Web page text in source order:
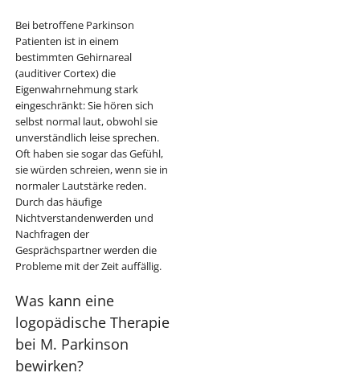
Bei betroffene Parkinson
Patienten ist in einem
bestimmten Gehirnareal
(auditiver Cortex) die
Eigenwahrnehmung stark
eingeschränkt: Sie hören sich
selbst normal laut, obwohl sie
unverständlich leise sprechen.
Oft haben sie sogar das Gefühl,
sie würden schreien, wenn sie in
normaler Lautstärke reden.
Durch das häufige
Nichtverstandenwerden und
Nachfragen der
Gesprächspartner werden die
Probleme mit der Zeit auffällig.
Was kann eine
logopädische Therapie
bei M. Parkinson
bewirken?